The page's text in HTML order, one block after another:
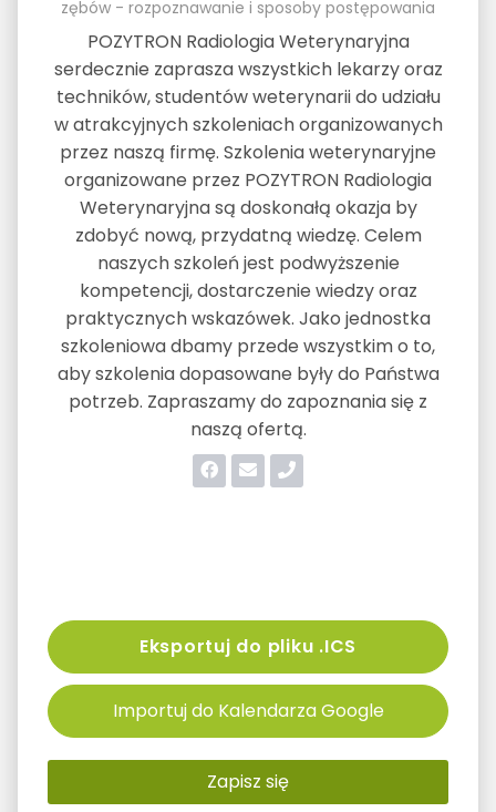
zębów - rozpoznawanie i sposoby postępowania
POZYTRON Radiologia Weterynaryjna
serdecznie zaprasza wszystkich lekarzy oraz
techników, studentów weterynarii do udziału
w atrakcyjnych szkoleniach organizowanych
przez naszą firmę. Szkolenia weterynaryjne
organizowane przez POZYTRON Radiologia
Weterynaryjna są doskonałą okazja by
zdobyć nową, przydatną wiedzę. Celem
naszych szkoleń jest podwyższenie
kompetencji, dostarczenie wiedzy oraz
praktycznych wskazówek. Jako jednostka
szkoleniowa dbamy przede wszystkim o to,
aby szkolenia dopasowane były do Państwa
potrzeb. Zapraszamy do zapoznania się z
naszą ofertą.
Eksportuj do pliku .ICS
Importuj do Kalendarza Google
Zapisz się